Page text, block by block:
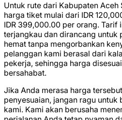
Untuk rute dari Kabupaten Aceh
harga tiket mulai dari IDR
IDR 399,000.00 per orang. Tarif
terjangkau dan dirancang untuk
hemat tanpa mengorbankan
pelanggan kami berasal dari
pekerja, sehingga harga
bersahabat.
Jika Anda merasa harga
penyesuaian, jangan ragu
kami. Kami akan berusaha